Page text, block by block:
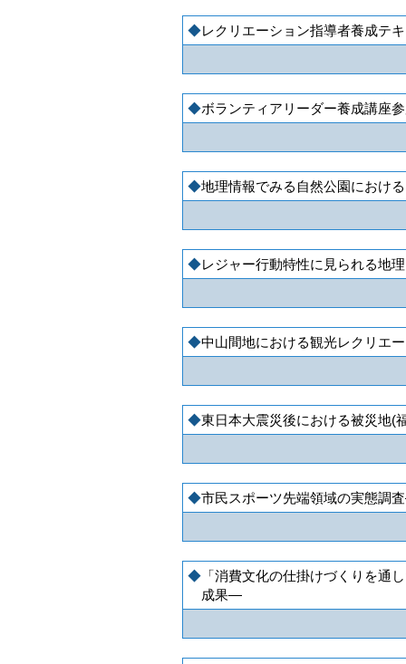
レクリエーション指導者養成テ
ボランティアリーダー養成講座
地理情報でみる自然公園におけ
レジャー行動特性に見られる地
中山間地における観光レクリエ
東日本大震災後における被災地
市民スポーツ先端領域の実態調
「消費文化の仕掛けづくりを通
成果―